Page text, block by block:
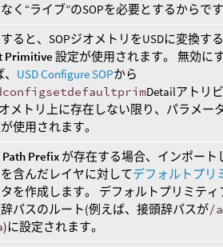
く“ライブ”のSOPを必要とするからで
ると、SOPジオメトリをUSDに変換す
Primitive 設定が使用されます。 無効に
USD Configure SOPから
Detailアトリ
メトリ上に存在しない限り、パラメー
使用されます。
Prefix が存在する場合、インポート
含んだレイヤに対してデフォルトプリ
を作成します。 デフォルトプリミティ
パスのルート(例えば、接頭辞パスが/
)に設定されます。